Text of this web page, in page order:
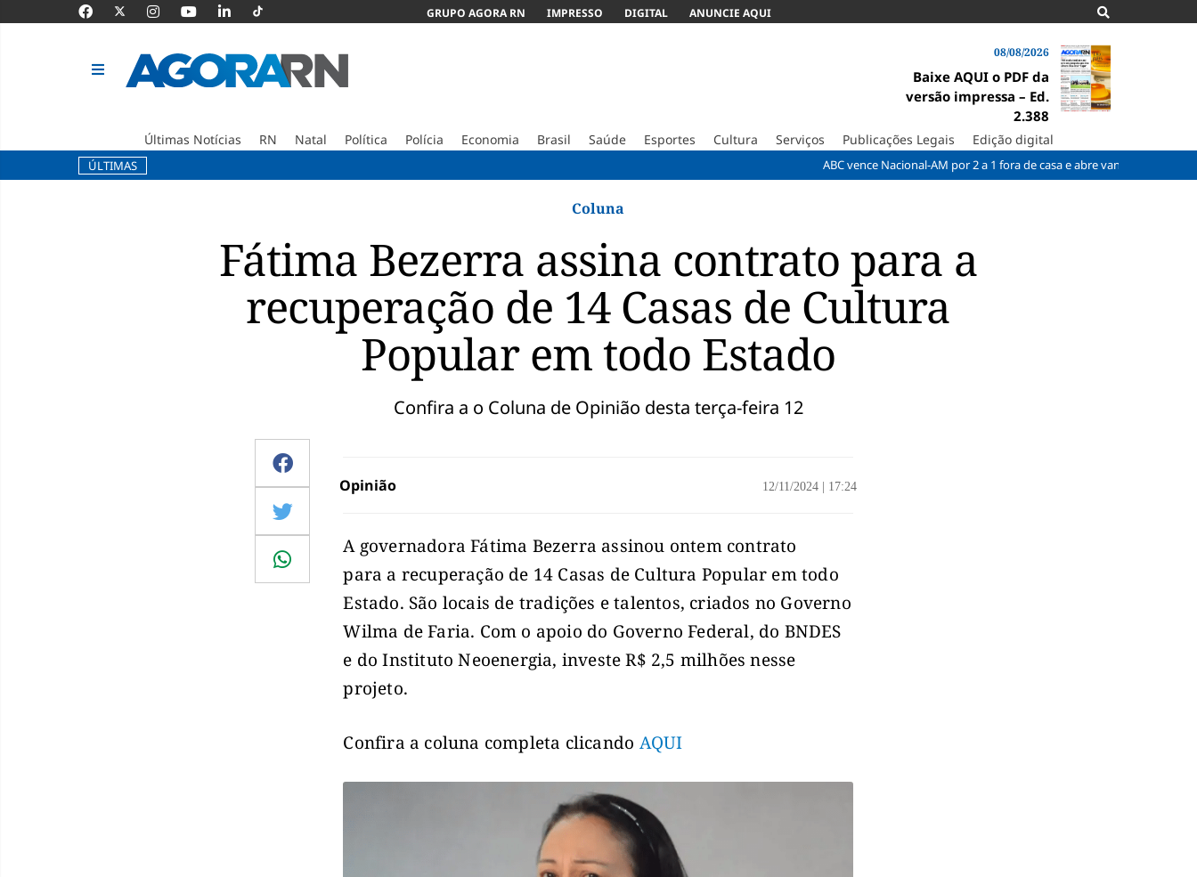
GRUPO AGORA RN IMPRESSO DIGITAL ANUNCIE AQUI
08/08/2026
Baixe AQUI o PDF da
versão impressa – Ed.
2.388
Últimas Notícias RN Natal Política Polícia Economia Brasil Saúde Esportes Cultura Serviços Publicações Legais Edição digital
ÚLTIMAS ABC vence Nacional-AM por 2 a 1 fora de casa e abre vantagem nas quartas
Coluna
Fátima Bezerra assina contrato para a
recuperação de 14 Casas de Cultura
Popular em todo Estado
Confira a o Coluna de Opinião desta terça-feira 12
Opinião 12/11/2024 17:24
A governadora Fátima Bezerra assinou ontem contrato
para a recuperação de 14 Casas de Cultura Popular em todo
Estado. São locais de tradições e talentos, criados no Governo
Wilma de Faria. Com o apoio do Governo Federal, do BNDES
e do Instituto Neoenergia, investe R$ 2,5 milhões nesse
projeto.
Confira a coluna completa clicando AQUI